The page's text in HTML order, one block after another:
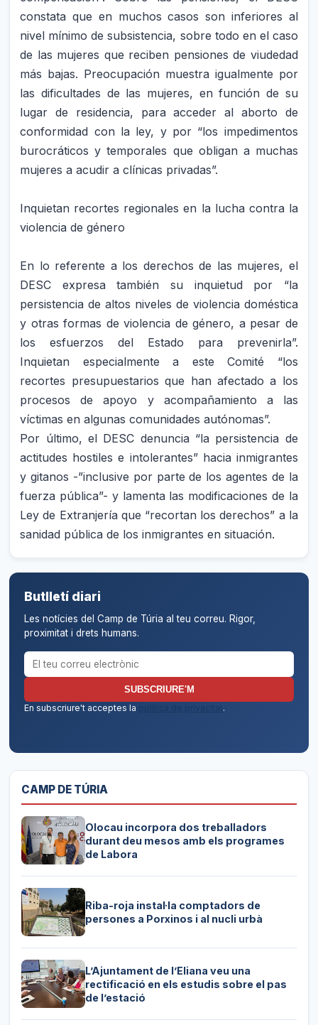
constata que en muchos casos son inferiores al
nivel mínimo de subsistencia, sobre todo en el caso
de las mujeres que reciben pensiones de viudedad
más bajas. Preocupación muestra igualmente por
las dificultades de las mujeres, en función de su
lugar de residencia, para acceder al aborto de
conformidad con la ley, y por “los impedimentos
burocráticos y temporales que obligan a muchas
mujeres a acudir a clínicas privadas”.
Inquietan recortes regionales en la lucha contra la
violencia de género
En lo referente a los derechos de las mujeres, el
DESC expresa también su inquietud por “la
persistencia de altos niveles de violencia doméstica
y otras formas de violencia de género, a pesar de
los esfuerzos del Estado para prevenirla”.
Inquietan especialmente a este Comité “los
recortes presupuestarios que han afectado a los
procesos de apoyo y acompañamiento a las
víctimas en algunas comunidades autónomas”.
Por último, el DESC denuncia “la persistencia de
actitudes hostiles e intolerantes” hacia inmigrantes
y gitanos -”inclusive por parte de los agentes de la
fuerza pública”- y lamenta las modificaciones de la
Ley de Extranjería que “recortan los derechos” a la
sanidad pública de los inmigrantes en situación.
Butlletí diari
Les notícies del Camp de Túria al teu correu. Rigor,
proximitat i drets humans.
Correu electrònic per al butlletí
SUBSCRIURE'M
En subscriure't acceptes la
política de privacitat.
CAMP DE TÚRIA
Olocau incorpora dos treballadors
durant deu mesos amb els programes
de Labora
Riba-roja instal·la comptadors de
persones a Porxinos i al nucli urbà
L’Ajuntament de l’Eliana veu una
rectificació en els estudis sobre el pas
de l’estació